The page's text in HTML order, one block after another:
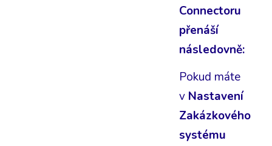
Connectoru
přenáší
následovně:
Pokud máte
v Nastavení
Zakázkového
systému